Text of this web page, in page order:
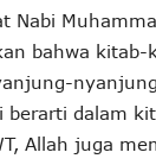
Nabi
bahwa kitab-
berarti dalam
Allah juga